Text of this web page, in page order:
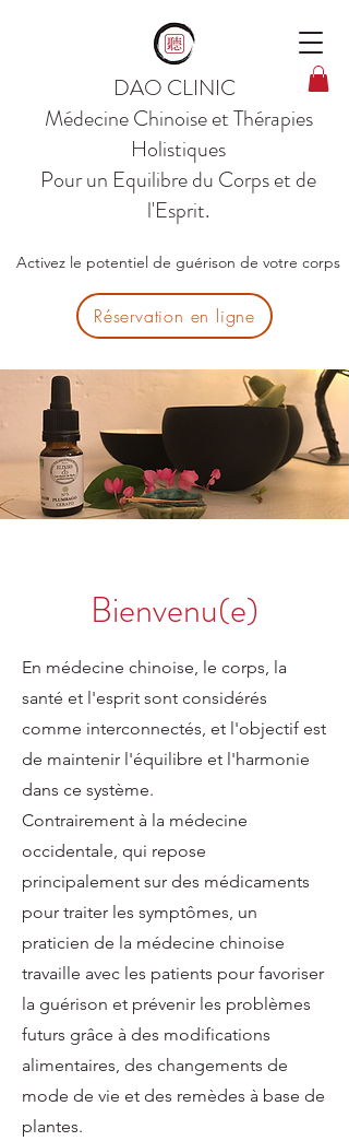
DAO CLINIC
Médecine Chinoise et Thérapies
Holistiques
Pour un Equilibre du Corps et de
l'Esprit.
Activez le potentiel de guérison de votre corps
Réservation en ligne
Bienvenu(e)
En médecine chinoise, le corps, la
santé et l'esprit sont considérés
comme interconnectés, et l'objectif est
de maintenir l'équilibre et l'harmonie
dans ce système.
Contrairement à la médecine
occidentale, qui repose
principalement sur des médicaments
pour traiter les symptômes, un
praticien de la médecine chinoise
travaille avec les patients pour favoriser
la guérison et prévenir les problèmes
futurs grâce à des modifications
alimentaires, des changements de
mode de vie et des remèdes à base de
plantes.